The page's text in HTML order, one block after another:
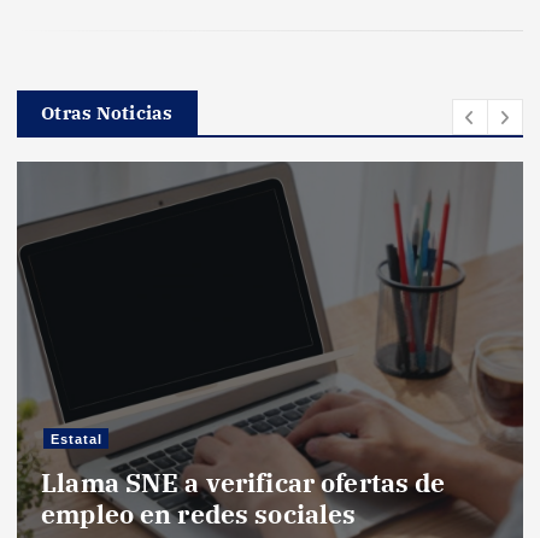
Otras Noticias
Estatal
Llama SNE a verificar ofertas de
empleo en redes sociales